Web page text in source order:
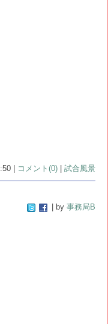
| コメント(0)| 試合風景
| by 事務局B